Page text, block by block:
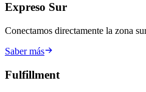
Expreso Sur
Conectamos directamente la zona
Saber más
Fulfillment